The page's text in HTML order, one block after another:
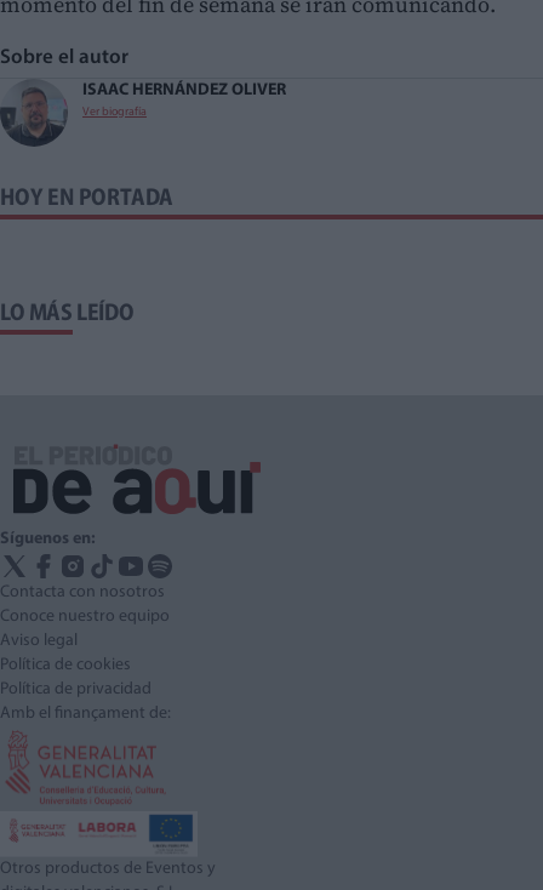
Sobre el autor
ISAAC HERNÁNDEZ OLIVER
Ver biografía
HOY EN PORTADA
LO MÁS LEÍDO
Síguenos en:
Contacta con nosotros
Conoce nuestro equipo
Aviso legal
Política de cookies
Política de privacidad
Amb el finançament de:
Otros productos de Eventos y